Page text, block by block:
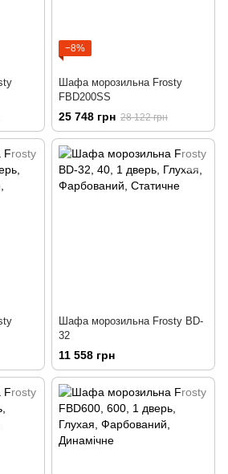
−8%
Шафа морозильна Frosty
FBD200SS
25 748 грн 28 122 грн
Шафа морозильна Frosty BD-
32
11 558 грн